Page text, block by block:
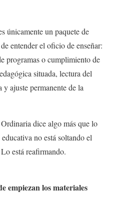
únicamente un paquete de
entender el oficio de enseñar:
programas o cumplimiento de
situada, lectura del
ajuste permanente de la
dice algo más que lo
no está soltando el
está reafirmando.
empiezan los materiales